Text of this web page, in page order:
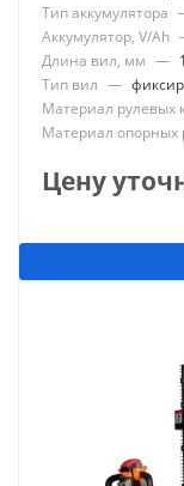
Тип аккумулятора
Аккумулятор, V/Ah
Длина вил, мм —
Тип вил —
Материал рулевых
Материал опорных
Цену